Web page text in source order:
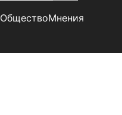
ОбществоМнения